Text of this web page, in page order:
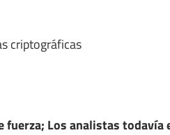
fuerza; Los analistas todavía